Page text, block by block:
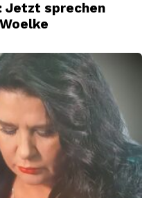
Jetzt sprechen